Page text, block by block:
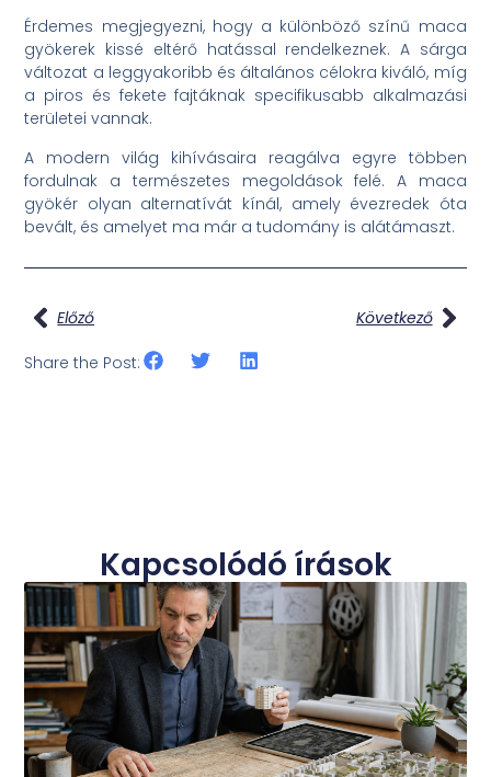
Érdemes megjegyezni, hogy a különböző színű maca
gyökerek kissé eltérő hatással rendelkeznek. A sárga
változat a leggyakoribb és általános célokra kiváló, míg
a piros és fekete fajtáknak specifikusabb alkalmazási
területei vannak.
A modern világ kihívásaira reagálva egyre többen
fordulnak a természetes megoldások felé. A maca
gyökér olyan alternatívát kínál, amely évezredek óta
bevált, és amelyet ma már a tudomány is alátámaszt.
Előző Következő
Share the Post:
Kapcsolódó írások